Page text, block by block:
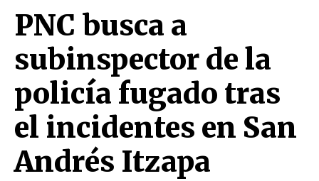
PNC busca a
subinspector de la
policía fugado tras
el incidentes en San
Andrés Itzapa